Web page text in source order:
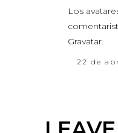
Los
Gravatar.
22 de